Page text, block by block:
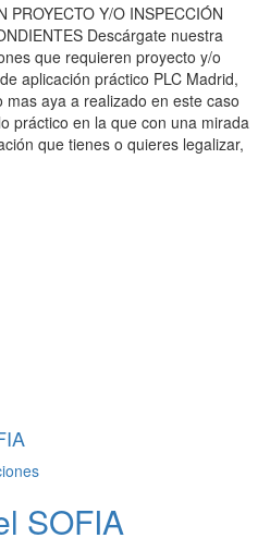
PROYECTO Y/O INSPECCIÓN
Descárgate nuestra
que requieren proyecto y/o
aplicación práctico PLC Madrid,
aya a realizado en este caso
práctico en la que con una mirada
que tienes o quieres legalizar,
SOFIA